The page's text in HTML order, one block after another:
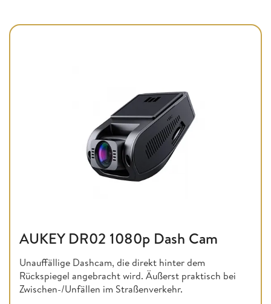
AUKEY DR02 1080p Dash Cam
Unauffällige Dashcam, die direkt hinter dem
Rückspiegel angebracht wird. Äußerst praktisch bei
Zwischen-/Unfällen im Straßenverkehr.